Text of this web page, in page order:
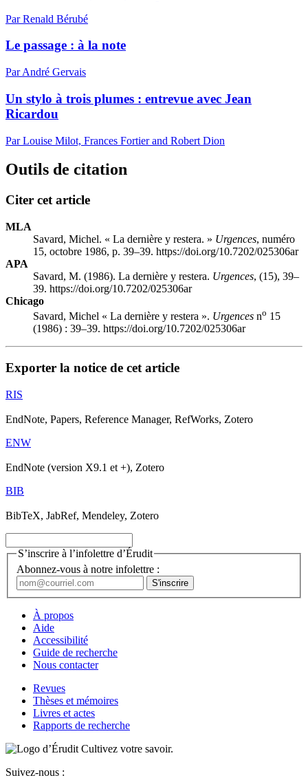
Par Renald Bérubé
Le passage : à la note
Par André Gervais
Un stylo à trois plumes : entrevue avec Jean
Ricardou
Par Louise Milot, Frances Fortier and Robert Dion
Outils de citation
Citer cet article
MLA
Savard, Michel. « La dernière y restera. » Urgences, numéro
15, octobre 1986, p. 39–39. https://doi.org/10.7202/025306ar
APA
Savard, M. (1986). La dernière y restera. Urgences, (15), 39–
39. https://doi.org/10.7202/025306ar
Chicago
Savard, Michel « La dernière y restera ». Urgences no 15
(1986) : 39–39. https://doi.org/10.7202/025306ar
Exporter la notice de cet article
RIS
EndNote, Papers, Reference Manager, RefWorks, Zotero
ENW
EndNote (version X9.1 et +), Zotero
BIB
BibTeX, JabRef, Mendeley, Zotero
S’inscrire à l’infolettre d’Érudit
Abonnez-vous à notre infolettre :
À propos
Aide
Accessibilité
Guide de recherche
Nous contacter
Revues
Thèses et mémoires
Livres et actes
Rapports de recherche
Cultivez votre savoir.
Suivez-nous :